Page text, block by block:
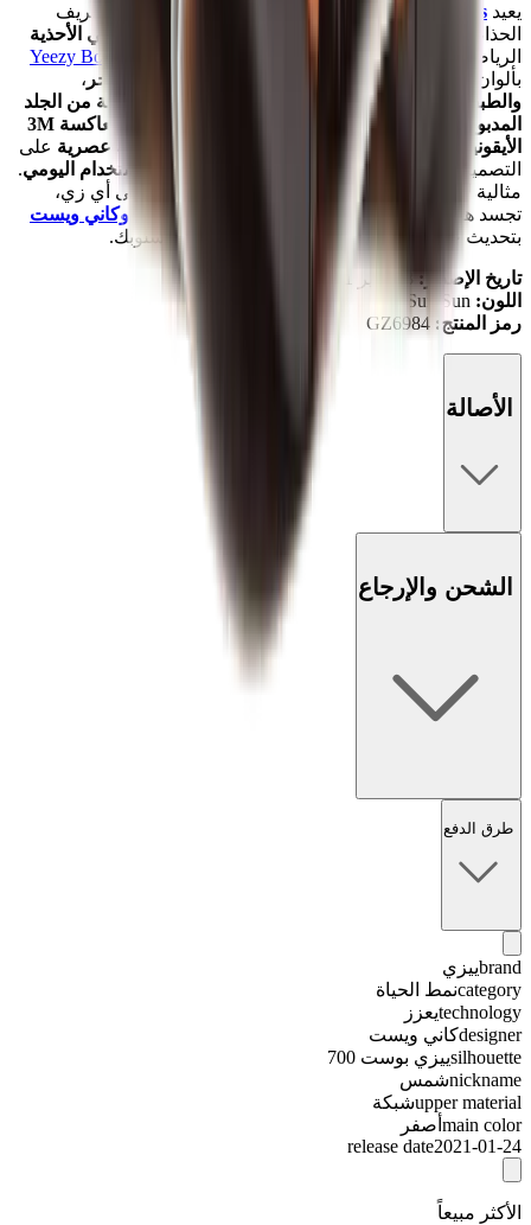
يعيد Adidas ييزي بوست 700 Yeezy Boost 700
تعريف
الحذاء
بلمسة جريئة
لمحبي الأحذية
الرياضية.
يتميز هذا الإصدار من
بألوان "Sun" النابضة بالحياة، ويبرز مزيجًا من
الجلد الفاخر ،
والطبقات السفلية الشبكية
والطبقات العلوية المصنوعة من الجلد
المدبوغ
مميز
اللمسات العاكسة 3M
الأيقونية
يضيف نعلBoost الأوسط بطول كامل لمسة عصرية على
التصميم
، مما يوفر كل من والراحة للاستخدام اليومي.
مثالية لإضافة لمسة ناعمة ومتعددة الاستخدامات
إلى أي زي،
تجسد هذه
الأحذية الرياضية لأديداس وكاني ويست
بتحديث جديد.
تصفحها على و ارتقِ بأسلوبك.
تاريخ الإصدار: 23 يناير 2021
اللون: Sun/Sun/Sun
رمز المنتج: GZ6984
الأصالة
الشحن والإرجاع
طرق الدفع
brandييزي
categoryنمط الحياة
technologyيعزز
designerكاني ويست
silhouetteييزي بوست 700
nicknameشمس
upper materialشبكة
main color أصفر
release date2021-01-24
الأكثر مبيعاً